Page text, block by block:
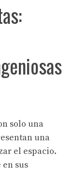
solo una
una
el espacio.
sus